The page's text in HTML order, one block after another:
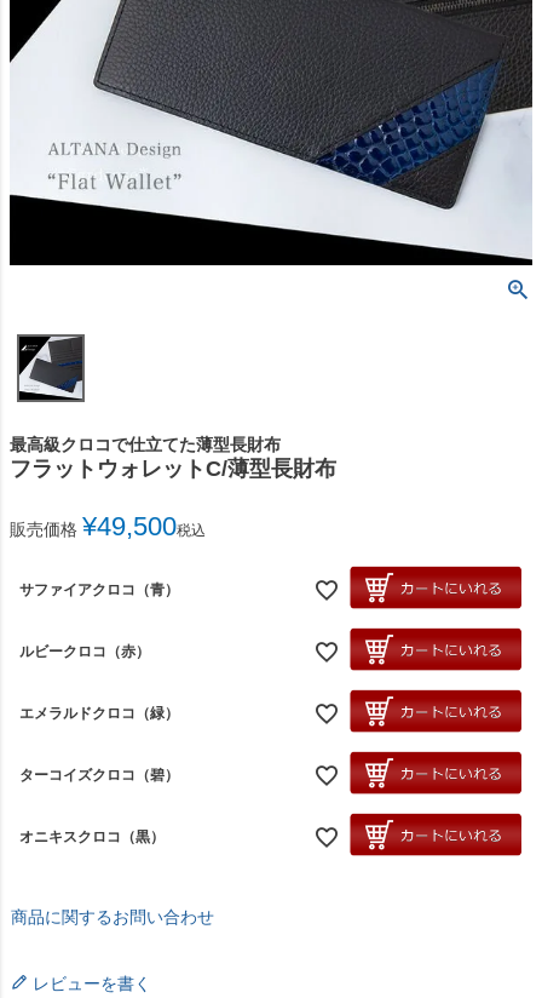
最高級クロコで仕立てた薄型長財布
フラットウォレットC/薄型長財布
販売価格 ¥49,500税込
サファイアクロコ（青）
ルビークロコ（赤）
エメラルドクロコ（緑）
ターコイズクロコ（碧）
オニキスクロコ（黒）
商品に関するお問い合わせ
レビューを書く